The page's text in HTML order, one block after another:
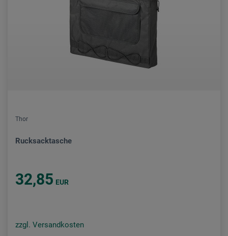
Thor
Rucksacktasche
32,85 EUR
zzgl. Versandkosten